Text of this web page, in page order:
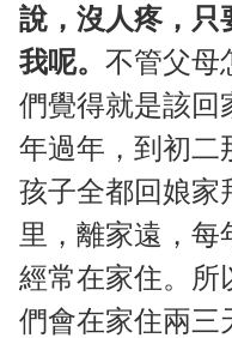
說，沒人疼，只
我呢。 不管父母
們覺得就是該回
年過年，到初二
孩子全都回娘家
里，離家遠，每
經常在家住。所
們會在家住兩三